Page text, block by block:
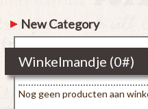
New Category
Winkelmandje (0#)
Nog geen producten aan